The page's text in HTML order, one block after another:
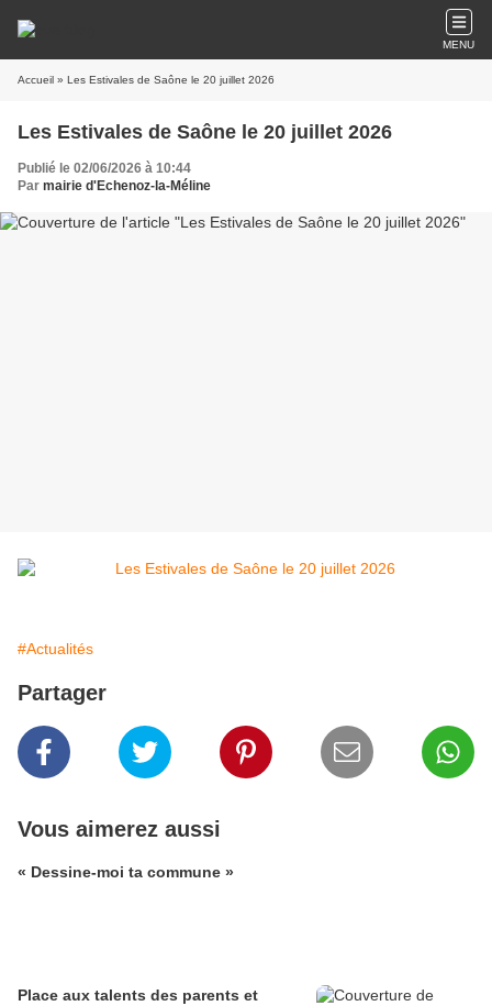
MENU
Accueil » Les Estivales de Saône le 20 juillet 2026
Les Estivales de Saône le 20 juillet 2026
Publié le 02/06/2026 à 10:44
Par mairie d'Echenoz-la-Méline
#Actualités
Partager
Vous aimerez aussi
« Dessine-moi ta commune »
Place aux talents des parents et